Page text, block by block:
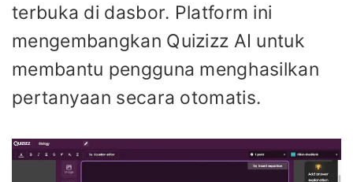
terbuka di dasbor. Platform ini
mengembangkan Quizizz AI untuk
membantu pengguna menghasilkan
pertanyaan secara otomatis.